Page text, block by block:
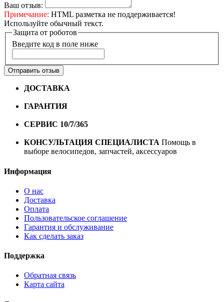
Ваш отзыв:
Примечание: HTML разметка не поддерживается!
Используйте обычный текст.
Защита от роботов
Введите код в поле ниже
Отправить отзыв
ДОСТАВКА
ГАРАНТИЯ
СЕРВИС 10/7/365
КОНСУЛЬТАЦИЯ СПЕЦИАЛИСТА Помощь в
выборе велосипедов, запчастей, аксессуаров
Информация
О нас
Доставка
Оплата
Пользовательское соглашение
Гарантия и обслуживание
Как сделать заказ
Поддержка
Обратная связь
Карта сайта